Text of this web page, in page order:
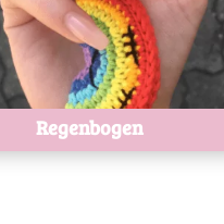
Regenbogen